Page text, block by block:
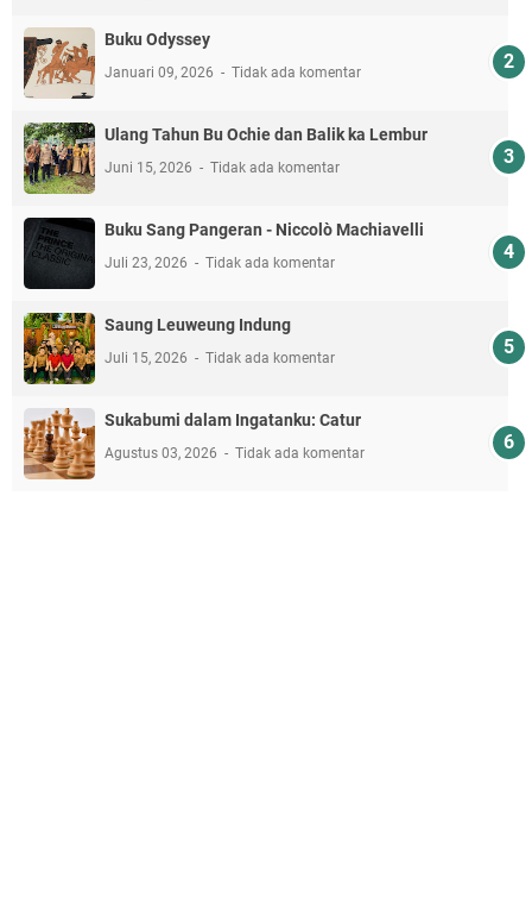
Buku Odyssey
Januari 09, 2026 Tidak ada komentar
Ulang Tahun Bu Ochie dan Balik ka Lembur
Juni 15, 2026 Tidak ada komentar
Buku Sang Pangeran - Niccolò Machiavelli
Juli 23, 2026 Tidak ada komentar
Saung Leuweung Indung
Juli 15, 2026 Tidak ada komentar
Sukabumi dalam Ingatanku: Catur
Agustus 03, 2026 Tidak ada komentar